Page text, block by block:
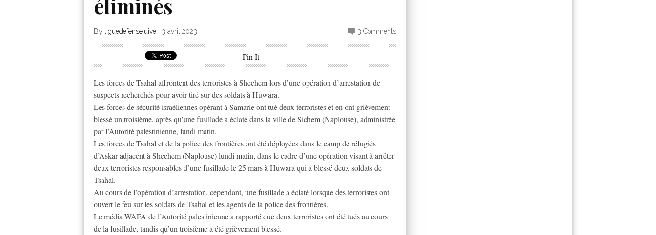
éliminés
By liguedefensejuive 3 avril 2023 3 Comments
Pin It
Les forces de Tsahal affrontent des terroristes à Shechem lors d’une opération d’arrestation de
suspects recherchés pour avoir tiré sur des soldats à Huwara.
Les forces de sécurité israéliennes opérant à Samarie ont tué deux terroristes et en ont grièvement
blessé un troisième, après qu’une fusillade a éclaté dans la ville de Sichem (Naplouse), administrée
par l’Autorité palestinienne, lundi matin.
Les forces de Tsahal et de la police des frontières ont été déployées dans le camp de réfugiés
d’Askar adjacent à Shechem (Naplouse) lundi matin, dans le cadre d’une opération visant à arrêter
deux terroristes responsables d’une fusillade le 25 mars à Huwara qui a blessé deux soldats de
Tsahal.
Au cours de l’opération d’arrestation, cependant, une fusillade a éclaté lorsque des terroristes ont
ouvert le feu sur les soldats de Tsahal et les agents de la police des frontières.
Le média WAFA de l’Autorité palestinienne a rapporté que deux terroristes ont été tués au cours
de la fusillade, tandis qu’un troisième a été grièvement blessé.